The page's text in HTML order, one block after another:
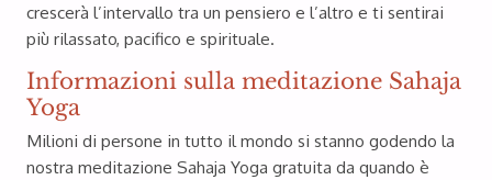
crescerà l’intervallo tra un pensiero e l’altro e ti sentirai
più rilassato, pacifico e spirituale.
Informazioni sulla meditazione Sahaja
Yoga
Milioni di persone in tutto il mondo si stanno godendo la
nostra meditazione Sahaja Yoga gratuita da quando è